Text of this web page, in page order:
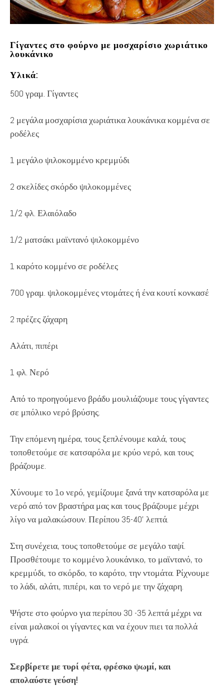
Γίγαντες στο φούρνο με μοσχαρίσιο χωριάτικο
λουκάνικο
Υλικά:
500 γραμ. Γίγαντες
2 μεγάλα μοσχαρίσια χωριάτικα λουκάνικα κομμένα σε
ροδέλες
1 μεγάλο ψιλοκομμένο κρεμμύδι
2 σκελίδες σκόρδο ψιλοκομμένες
1/2 φλ. Ελαιόλαδο
1/2 ματσάκι μαϊντανό ψιλοκομμένο
1 καρότο κομμένο σε ροδέλες
700 γραμ. ψιλοκομμένες ντομάτες ή ένα κουτί κονκασέ
2 πρέζες ζάχαρη
Αλάτι, πιπέρι
1 φλ. Νερό
Από το προηγούμενο βράδυ μουλιάζουμε τους γίγαντες
σε μπόλικο νερό βρύσης.
Την επόμενη ημέρα, τους ξεπλένουμε καλά, τους
τοποθετούμε σε κατσαρόλα με κρύο νερό, και τους
βράζουμε.
Χύνουμε το 1ο νερό, γεμίζουμε ξανά την κατσαρόλα με
νερό από τον βραστήρα μας και τους βράζουμε μέχρι
λίγο να μαλακώσουν. Περίπου 35-40’ λεπτά.
Στη συνέχεια, τους τοποθετούμε σε μεγάλο ταψί.
Προσθέτουμε το κομμένο λουκάνικο, το μαϊντανό, το
κρεμμύδι, το σκόρδο, το καρότο, την ντομάτα. Ρίχνουμε
το λάδι, αλάτι, πιπέρι, και το νερό με την ζάχαρη.
Ψήστε στο φούρνο για περίπου 30 -35 λεπτά μέχρι να
είναι μαλακοί οι γίγαντες και να έχουν πιει τα πολλά
υγρά.
Σερβίρετε με τυρί φέτα, φρέσκο ψωμί, και
απολαύστε γεύση!